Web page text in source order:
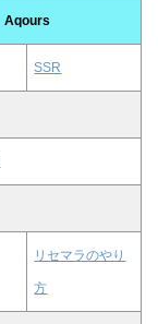
Aqours
SSR
リセマラのやり
方